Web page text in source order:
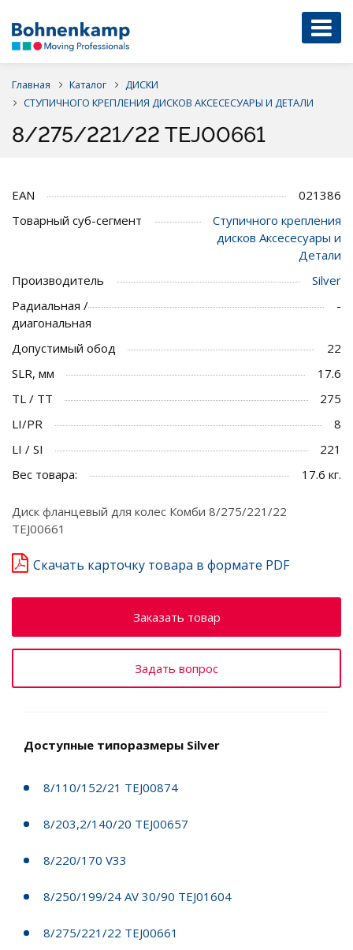
Главная Каталог
ДИСКИ
СТУПИЧНОГО КРЕПЛЕНИЯ ДИСКОВ АКСЕСЕСУАРЫ И ДЕТАЛИ
8/275/221/22 TEJ00661
EAN
021386
Товарный суб-сегмент
Ступичного крепления
дисков Аксесесуары и
Детали
Производитель
Silver
Радиальная /
диагональная
-
Допустимый обод
22
SLR, мм
17.6
TL / TT
275
LI/PR
8
LI / SI
221
Вес товара:
17.6 кг.
Диск фланцевый для колес Комби 8/275/221/22
TEJ00661
Скачать карточку товара в формате PDF
Заказать товар
Задать вопрос
Доступные типоразмеры Silver
8/110/152/21 TEJ00874
8/203,2/140/20 TEJ00657
8/220/170 V33
8/250/199/24 AV 30/90 TEJ01604
8/275/221/22 TEJ00661